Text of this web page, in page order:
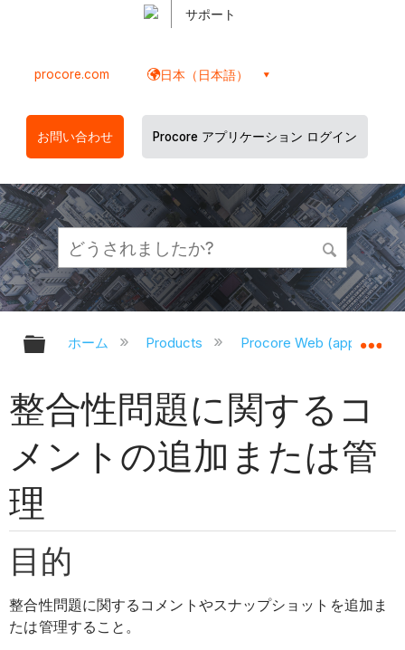
サポート
procore.com 日本（日本語）
お問い合わせ Procore アプリケーション ログイン
グローバル階層を展開/折りたたむ
ホーム Products Procore Web
整合性問題に関するコ
メントの追加または管
理
目的
整合性問題に関するコメントやスナップショットを追加ま
たは管理すること。